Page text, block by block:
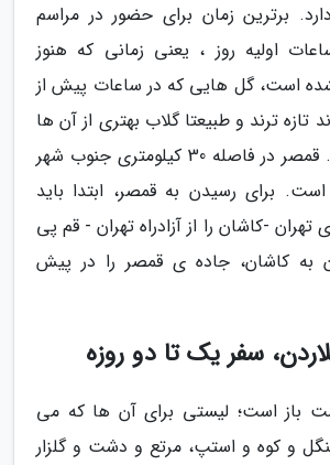
دارد. برترین زمان برای حضور در مراسم
اولیه روز ، یعنی زمانی که هنوز
است، گل هایی که در ساعات پیش از
ترند و طبیعتا گلاب بهتری از آن ها
به دست می آید . قمصر در فاصله 30 کیلومتری جنوب شهر
است. برای رسیدن به قمصر، ابتدا باید
تهران -کاشان را از آزادراه تهران - قم پی
به کاشان، جاده ی قمصر را در پیش
سفر یک تا دو روزه
باز است؛ لیستی برای آن ها که می
و کوه و استپ، مرتع و دشت و گلزار